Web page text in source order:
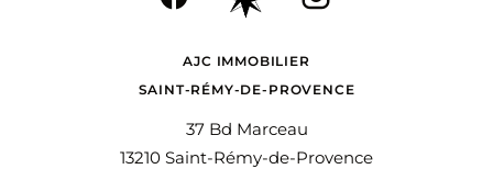
AJC IMMOBILIER
SAINT-RÉMY-DE-PROVENCE
37 Bd Marceau
13210 Saint-Rémy-de-Provence